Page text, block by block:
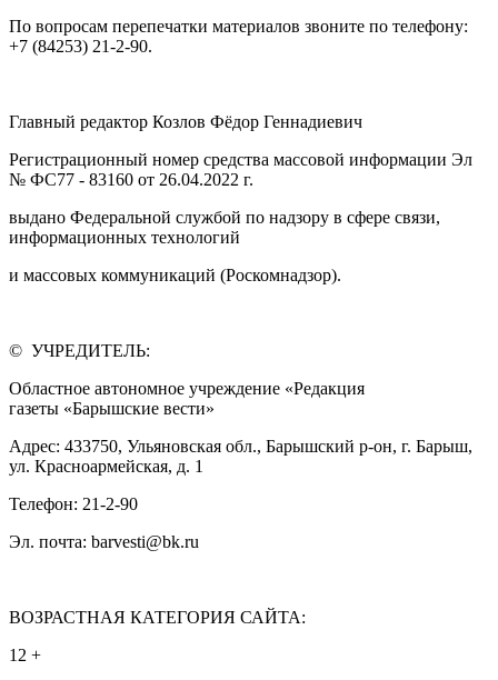
По вопросам перепечатки материалов звоните по телефону:
+7 (84253) 21-2-90.
Главный редактор Козлов Фёдор Геннадиевич
Регистрационный номер средства массовой информации Эл
№ ФС77 - 83160 от 26.04.2022 г.
выдано Федеральной службой по надзору в сфере связи,
информационных технологий
и массовых коммуникаций (Роскомнадзор).
© УЧРЕДИТЕЛЬ:
Областное автономное учреждение «Редакция
газеты «Барышские вести»
Адрес: 433750, Ульяновская обл., Барышский р-он, г. Барыш,
ул. Красноармейская, д. 1
Телефон: 21-2-90
Эл. почта: barvesti@bk.ru
ВОЗРАСТНАЯ КАТЕГОРИЯ САЙТА:
12 +